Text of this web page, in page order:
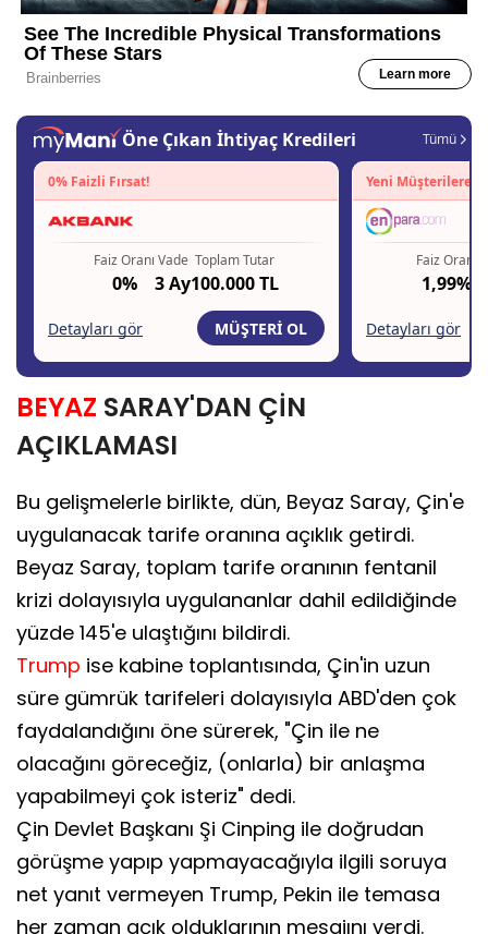
BEYAZ SARAY'DAN ÇİN
AÇIKLAMASI
Bu gelişmelerle birlikte, dün, Beyaz Saray, Çin'e
uygulanacak tarife oranına açıklık getirdi.
Beyaz Saray, toplam tarife oranının fentanil
krizi dolayısıyla uygulananlar dahil edildiğinde
yüzde 145'e ulaştığını bildirdi.
Trump ise kabine toplantısında, Çin'in uzun
süre gümrük tarifeleri dolayısıyla ABD'den çok
faydalandığını öne sürerek, "Çin ile ne
olacağını göreceğiz, (onlarla) bir anlaşma
yapabilmeyi çok isteriz" dedi.
Çin Devlet Başkanı Şi Cinping ile doğrudan
görüşme yapıp yapmayacağıyla ilgili soruya
net yanıt vermeyen Trump, Pekin ile temasa
her zaman açık olduklarının mesajını verdi.